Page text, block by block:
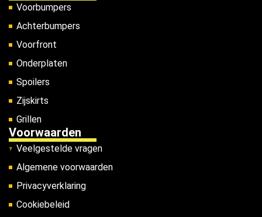
Voorbumpers
Achterbumpers
Voorfront
Onderplaten
Spoilers
Zijskirts
Grillen
Voorwaarden
Veelgestelde vragen
Algemene voorwaarden
Privacyverklaring
Cookiebeleid